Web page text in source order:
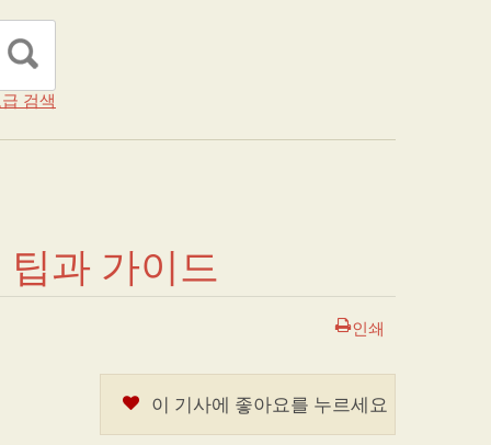
검색
과 가이드
인쇄
이 기사에 좋아요를 누르세요